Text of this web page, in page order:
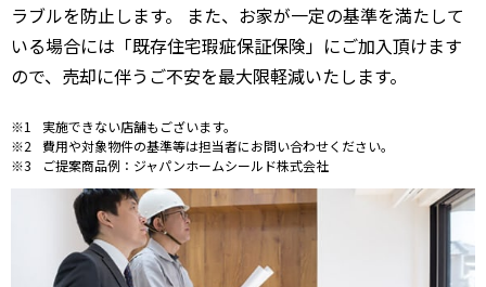
ラブルを防止します。 また、お家が一定の基準を満たして
いる場合には「既存住宅瑕疵保証保険」にご加入頂けます
ので、売却に伴うご不安を最大限軽減いたします。
実施できない店舗もございます。
費用や対象物件の基準等は担当者にお問い合わせください。
ご提案商品例：ジャパンホームシールド株式会社